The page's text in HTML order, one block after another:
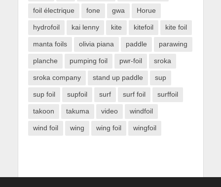
foil électrique fone gwa Horue
hydrofoil kai lenny kite kitefoil kite foil
manta foils olivia piana paddle parawing
planche pumping foil pwr-foil sroka
sroka company stand up paddle sup
sup foil supfoil surf surf foil surffoil
takoon takuma video windfoil
wind foil wing wing foil wingfoil